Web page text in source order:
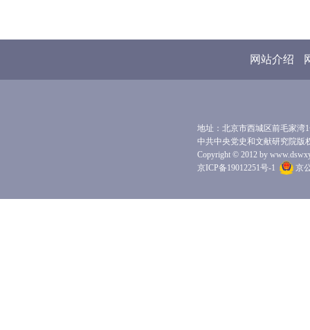
网站介绍
地址：北京市西城区前毛家湾
中共中央党史和文献研究院版
Copyright © 2012 by
京ICP备19012251号-1
京